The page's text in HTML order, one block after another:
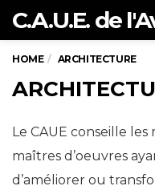
C.A.U.E. de
HOME ARCHITECTURE
Le CAUE conseille
maîtres d’oeuvres
d’améliorer ou